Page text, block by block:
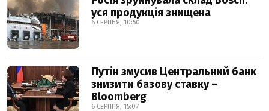
уся продукція знищена
6 СЕРПНЯ, 10:50
Путін змусив Центральний банк
знизити базову ставку –
Bloomberg
6 СЕРПНЯ, 15:07